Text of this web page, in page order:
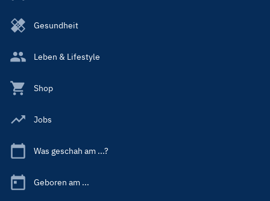
Gesundheit
Leben & Lifestyle
Shop
Jobs
Was geschah am ...?
Geboren am ...